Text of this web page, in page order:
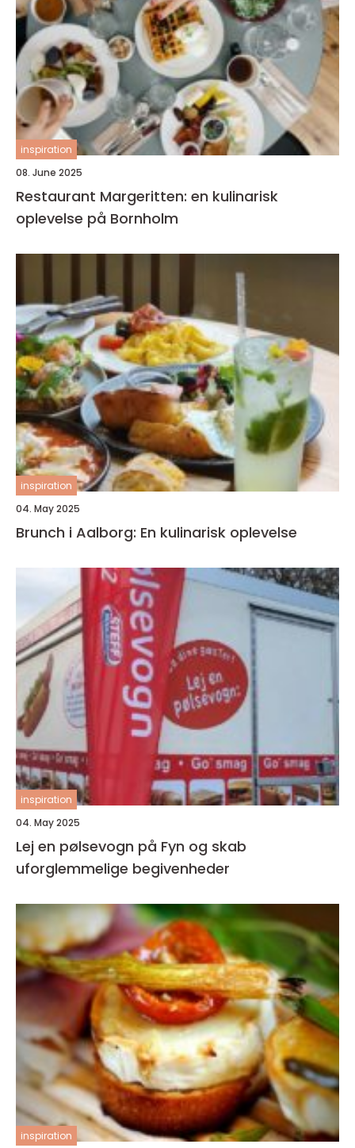
inspiration
08. June 2025
Restaurant Margeritten: en kulinarisk
oplevelse på Bornholm
inspiration
04. May 2025
Brunch i Aalborg: En kulinarisk oplevelse
inspiration
04. May 2025
Lej en pølsevogn på Fyn og skab
uforglemmelige begivenheder
inspiration